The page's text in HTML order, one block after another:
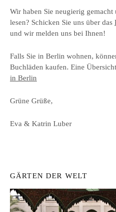
Wir haben Sie neugierig
lesen? Schicken Sie uns über das
und wir melden uns bei Ihnen!
Falls Sie in Berlin wohnen,
Buchläden kaufen. Eine
in Berlin
Grüne Grüße,
Eva & Katrin Luber
GÄRTEN DER WELT